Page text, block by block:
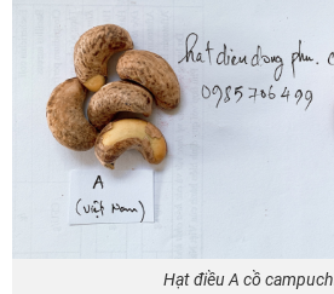
Hạt điều A cồ campuchia và